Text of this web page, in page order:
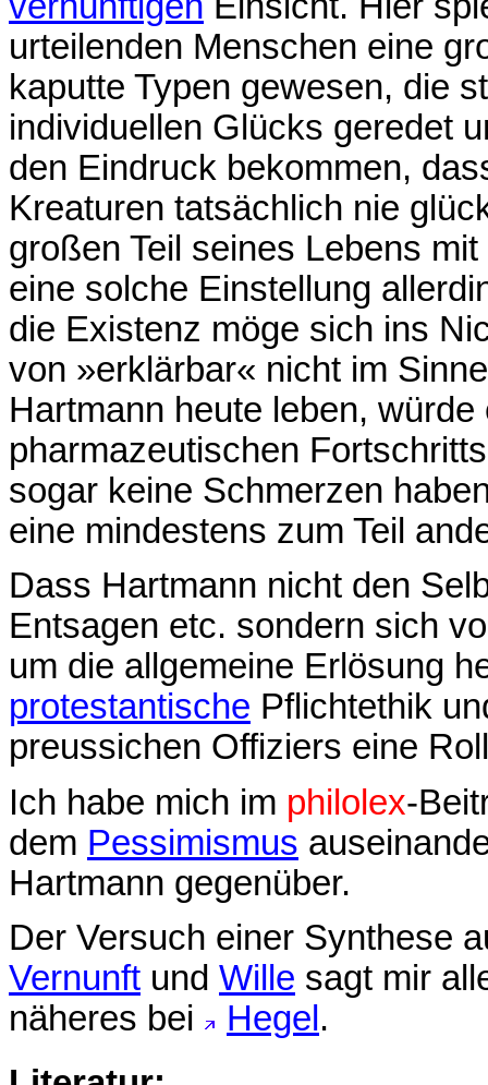
urteilenden Menschen eine
kaputte Typen gewesen, die
individuellen Glücks geredet
den Eindruck bekommen,
Kreaturen tatsächlich nie
großen Teil seines Lebens
eine solche Einstellung
die Existenz möge sich ins
von »erklärbar« nicht im
Hartmann heute leben,
pharmazeutischen
sogar keine Schmerzen
eine mindestens zum Teil
Dass Hartmann nicht den
Entsagen etc. sondern sich
um die allgemeine Erlösung
protestantische Pflichtethik
preussichen Offiziers eine
Ich habe mich im philolex-
dem Pessimismus
Hartmann gegenüber.
Der Versuch einer Synthese
Vernunft und Wille sagt mir
näheres bei
Hegel .